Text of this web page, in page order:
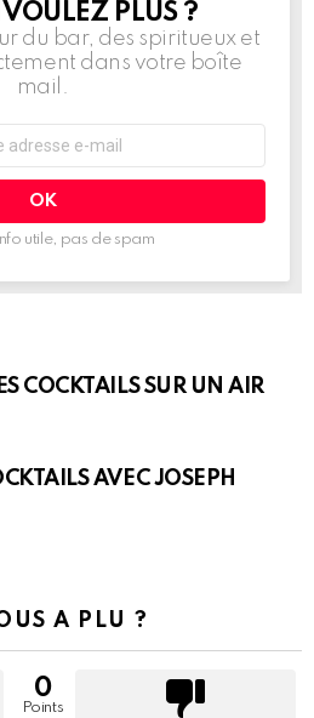
PLUS ?
du bar, des spiritueux et
dans votre boîte
mail.
utile, pas de spam
COCKTAILS SUR UN AIR
AVEC JOSEPH
A PLU ?
0
Points